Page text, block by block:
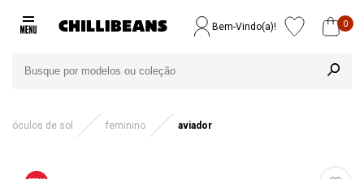
Bem-Vindo(a)! 0
óculos de sol feminino aviador